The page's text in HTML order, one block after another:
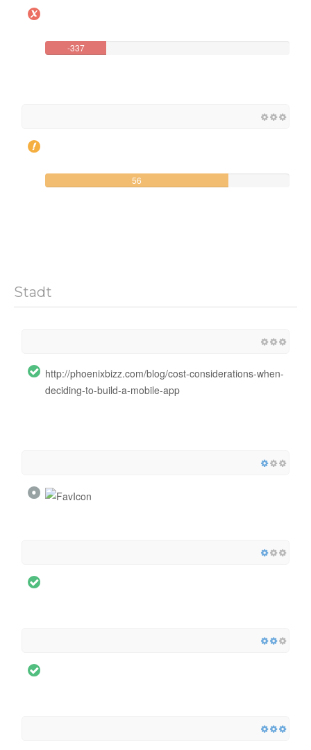
-337
56
Stadt
http://phoenixbizz.com/blog/cost-considerations-when-
deciding-to-build-a-mobile-app